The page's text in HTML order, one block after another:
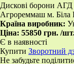
​Дискові борони АГД
Агрореммаш м.
Країна виробник:
Ціна: 55850 грн. /
Є в наявності
Купити Зворотний
Не забудьте